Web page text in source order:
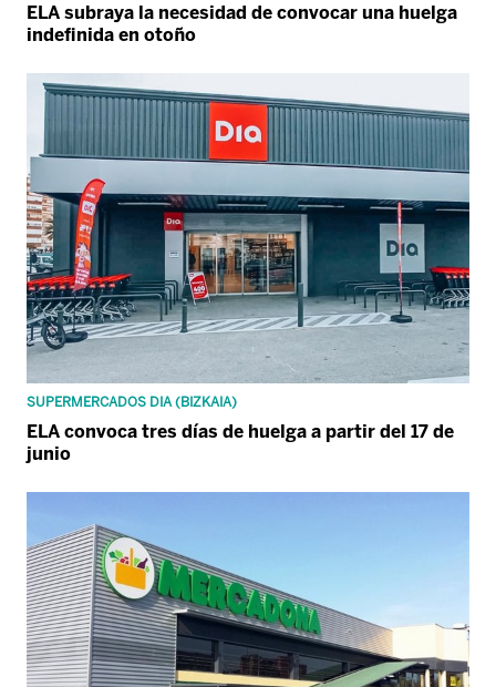
ELA subraya la necesidad de convocar una huelga
indefinida en otoño
SUPERMERCADOS DIA (BIZKAIA)
ELA convoca tres días de huelga a partir del 17 de
junio